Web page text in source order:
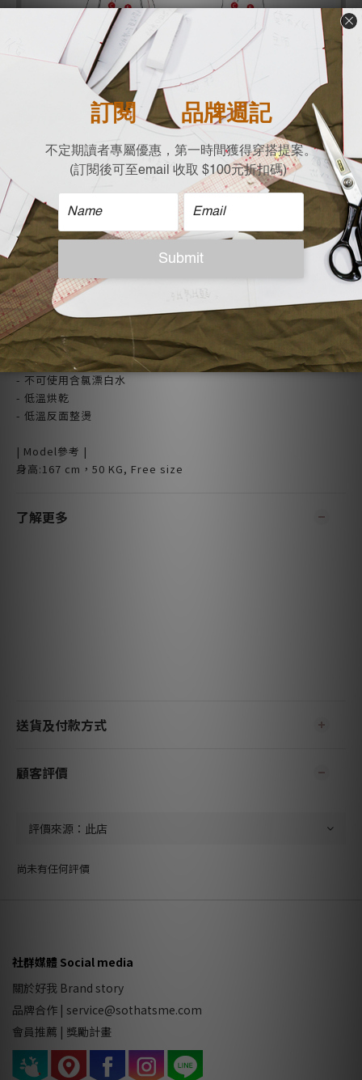
| 注意事項 |
- 可使用30度冷水機洗
- 相似色分開洗滌
- 不可長時間浸泡
- 不可使用含氯漂白水
- 低溫烘乾
- 低溫反面整燙
| Model參考 |
身高:167 cm，50 KG, Free size
了解更多
送貨及付款方式
顧客評價
尚未有任何評價
社群媒體 Social media
關於好我 Brand story
品牌合作 | service@sothatsme.com
會員推薦 | 獎勵計畫